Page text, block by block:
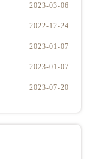
2023-03-06
2022-12-24
2023-01-07
2023-01-07
2023-07-20